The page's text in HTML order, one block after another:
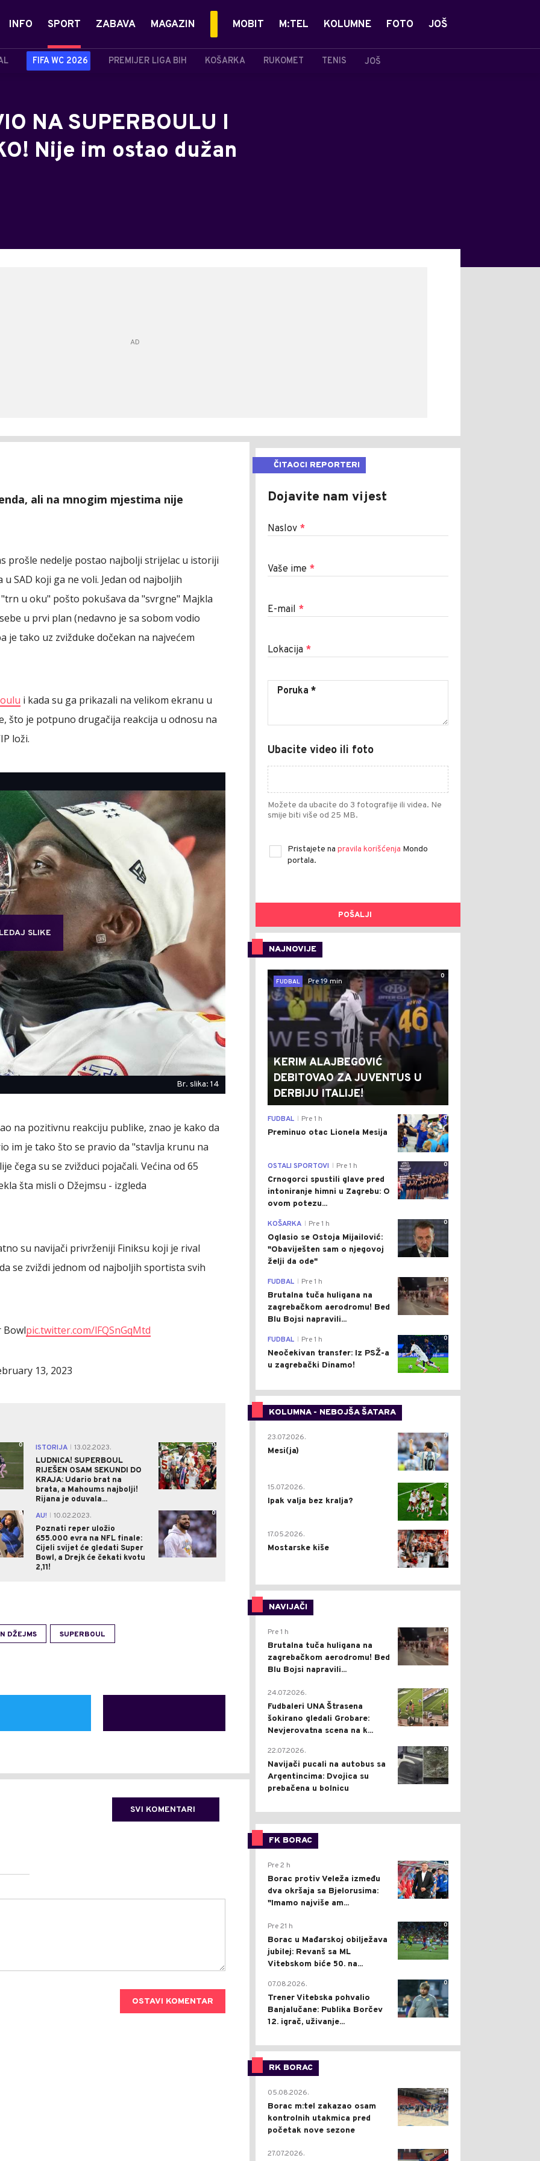
INFO SPORT
FIFA WC 2026 PREMIJER LIGA BIH KOŠARKA RUKOMET TENIS JOŠ
ZABAVA MAGAZIN MOBIT M:TEL KOLUMNE FOTO JOŠ
NA SUPERBOULU I
Nije im ostao dužan
ali na mnogim mjestima nije
prošle nedelje postao najbolji strijelac u istoriji
SAD koji ga ne voli. Jedan od najboljih
u oku" pošto pokušava da "svrgne" Majkla
u prvi plan (nedavno je sa sobom vodio
je tako uz zvižduke dočekan na najvećem
i kada su ga prikazali na velikom ekranu u
što je potpuno drugačija reakcija u odnosu na
loži.
SLIKE
Br. slika: 14
na pozitivnu reakciju publike, znao je kako da
im je tako što se pravio da "stavlja krunu na
čega su se zvižduci pojačali. Većina od 65
šta misli o Džejmsu - izgleda
su navijači privrženiji Finiksu koji je rival
se zviždi jednom od najboljih sportista svih
Bowlpic.twitter.com/lFQSnGqMtd
13, 2023
0 ISTORIJA
13.02.2023.
LUDNICA! SUPERBOUL
RIJEŠEN OSAM SEKUNDI DO
KRAJA: Udario brat na
brata, a Mahoums najbolji!
Rijana je oduvala...
0
0 AU!
10.02.2023.
Poznati reper uložio
655.000 evra na NFL finale:
Cijeli svijet će gledati Super
Bowl, a Drejk će čekati kvotu
2,11!
0
DŽEJMS SUPERBOUL
SVI KOMENTARI
OSTAVI KOMENTAR
ČITAOCI REPORTERI
Dojavite nam vijest
Naslov *
Vaše ime *
E-mail *
Lokacija *
Ubacite video ili foto
Možete da ubacite do 3 fotografije ili videa. Ne
smije biti više od 25 MB.
Pristajete na pravila korišćenja Mondo
portala.
POŠALJI
NAJNOVIJE
0
FUDBAL
Pre 19 min
KERIM ALAJBEGOVIĆ
DEBITOVAO ZA JUVENTUS U
DERBIJU ITALIJE!
0
FUDBAL Pre 1 h
Preminuo otac Lionela Mesija
0
OSTALI SPORTOVI Pre 1 h
Crnogorci spustili glave pred
intoniranje himni u Zagrebu: O
ovom potezu...
0
KOŠARKA Pre 1 h
Oglasio se Ostoja Mijailović:
"Obaviješten sam o njegovoj
želji da ode"
0
FUDBAL Pre 1 h
Brutalna tuča huligana na
zagrebačkom aerodromu! Bed
Blu Bojsi napravili...
0
FUDBAL Pre 1 h
Neočekivan transfer: Iz PSŽ-a
u zagrebački Dinamo!
KOLUMNA - NEBOJŠA ŠATARA
0
23.07.2026.
Mesi(ja)
2
15.07.2026.
Ipak valja bez kralja?
0
17.05.2026.
Mostarske kiše
NAVIJAČI
0
Pre 1 h
Brutalna tuča huligana na
zagrebačkom aerodromu! Bed
Blu Bojsi napravili...
0
24.07.2026.
Fudbaleri UNA Štrasena
šokirano gledali Grobare:
Nevjerovatna scena na k...
0
22.07.2026.
Navijači pucali na autobus sa
Argentincima: Dvojica su
prebačena u bolnicu
FK BORAC
0
Pre 2 h
Borac protiv Veleža između
dva okršaja sa Bjelorusima:
"Imamo najviše am...
0
Pre 21 h
Borac u Mađarskoj obilježava
jubilej: Revanš sa ML
Vitebskom biće 50. na...
0
07.08.2026.
Trener Vitebska pohvalio
Banjalučane: Publika Borčev
12. igrač, uživanje...
RK BORAC
0
05.08.2026.
Borac m:tel zakazao osam
kontrolnih utakmica pred
početak nove sezone
0
27.07.2026.